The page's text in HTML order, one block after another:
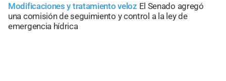
Modificaciones y tratamiento veloz El Senado agregó
una comisión de seguimiento y control a la ley de
emergencia hídrica